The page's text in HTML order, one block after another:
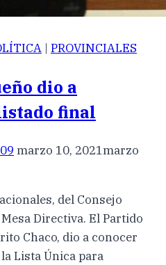
| PROVINCIALES
dio a
final
marzo 10, 2021marzo
del Consejo
Directiva. El Partido
Chaco, dio a conocer
Lista Única para